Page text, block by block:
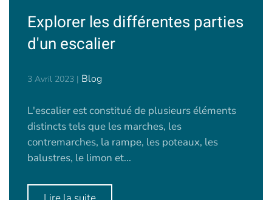
Explorer les différentes parties
d'un escalier
3 Avril 2023 | Blog
L'escalier est constitué de plusieurs éléments
distincts tels que les marches, les
contremarches, la rampe, les poteaux, les
balustres, le limon et...